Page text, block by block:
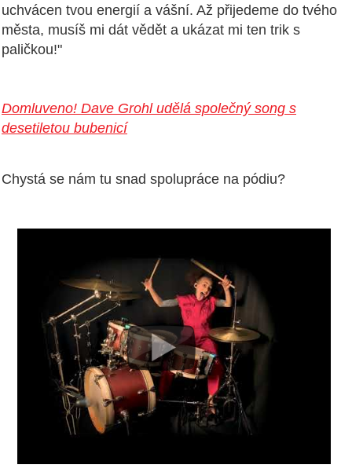
uchvácen tvou energií a vášní. Až přijedeme do tvého
města, musíš mi dát vědět a ukázat mi ten trik s
paličkou!"
Domluveno! Dave Grohl udělá společný song s
desetiletou bubenicí
Chystá se nám tu snad spolupráce na pódiu?